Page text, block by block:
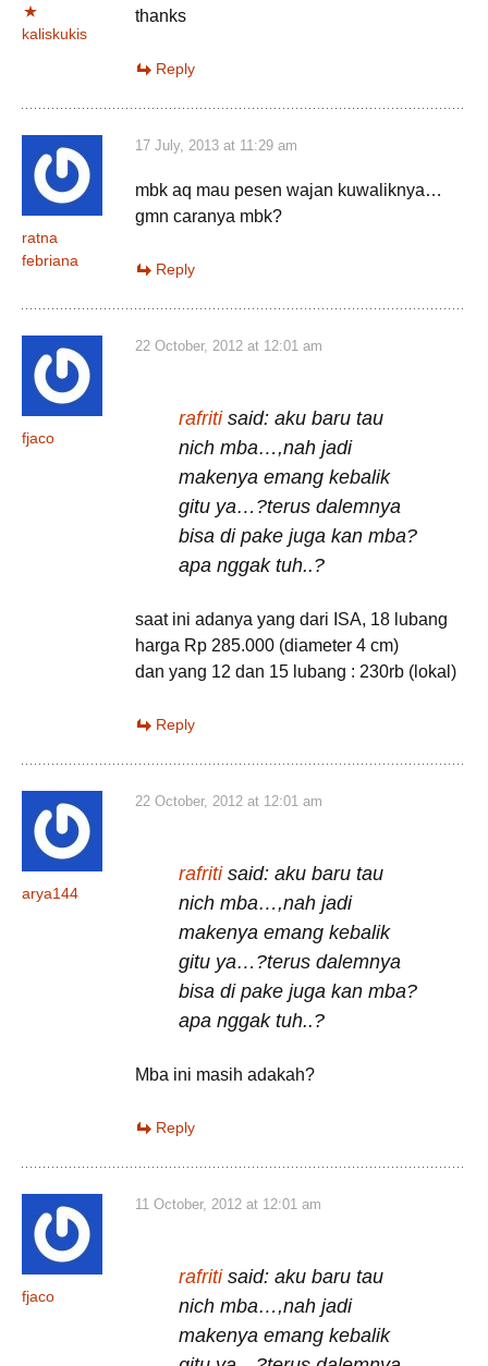
kaliskukis
thanks
Reply
ratna
febriana
17 July, 2013 at 11:29 am
mbk aq mau pesen wajan kuwaliknya…
gmn caranya mbk?
Reply
fjaco
22 October, 2012 at 12:01 am
rafritisaid: aku baru tau
nich mba…,nah jadi
makenya emang kebalik
gitu ya…?terus dalemnya
bisa di pake juga kan mba?
apa nggak tuh..?
saat ini adanya yang dari ISA, 18 lubang
harga Rp 285.000 (diameter 4 cm)
dan yang 12 dan 15 lubang : 230rb (lokal)
Reply
arya144
22 October, 2012 at 12:01 am
rafritisaid: aku baru tau
nich mba…,nah jadi
makenya emang kebalik
gitu ya…?terus dalemnya
bisa di pake juga kan mba?
apa nggak tuh..?
Mba ini masih adakah?
Reply
fjaco
11 October, 2012 at 12:01 am
rafritisaid: aku baru tau
nich mba…,nah jadi
makenya emang kebalik